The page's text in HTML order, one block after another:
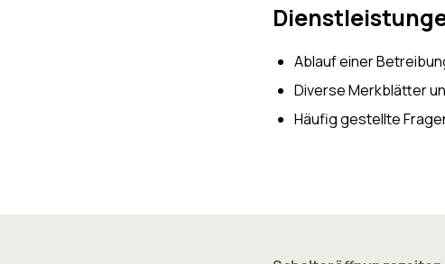
Ablauf einer
Diverse Merkblätter
Häufig gestellte